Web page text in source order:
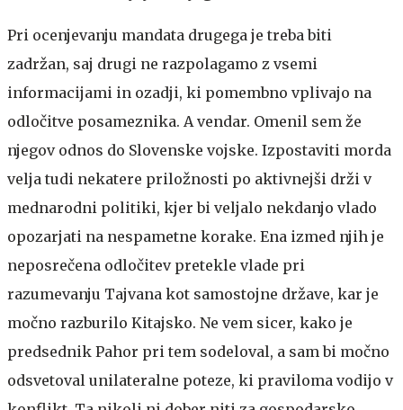
Pri ocenjevanju mandata drugega je treba biti
zadržan, saj drugi ne razpolagamo z vsemi
informacijami in ozadji, ki pomembno vplivajo na
odločitve posameznika. A vendar. Omenil sem že
njegov odnos do Slovenske vojske. Izpostaviti morda
velja tudi nekatere priložnosti po aktivnejši drži v
mednarodni politiki, kjer bi veljalo nekdanjo vlado
opozarjati na nespametne korake. Ena izmed njih je
neposrečena odločitev pretekle vlade pri
razumevanju Tajvana kot samostojne države, kar je
močno razburilo Kitajsko. Ne vem sicer, kako je
predsednik Pahor pri tem sodeloval, a sam bi močno
odsvetoval unilateralne poteze, ki praviloma vodijo v